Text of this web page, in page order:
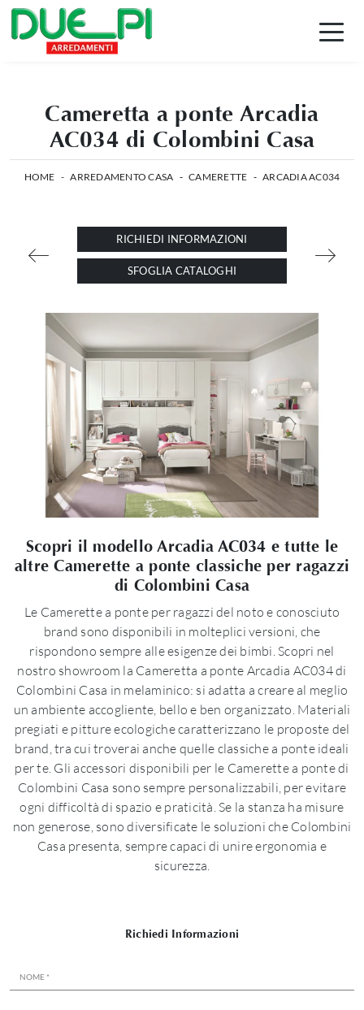
Cameretta a ponte Arcadia
AC034 di Colombini Casa
HOME - ARREDAMENTO CASA - CAMERETTE - ARCADIA AC034
RICHIEDI INFORMAZIONI
SFOGLIA CATALOGHI
Scopri il modello Arcadia AC034 e tutte le
altre Camerette a ponte classiche per ragazzi
di Colombini Casa
Le Camerette a ponte per ragazzi del noto e conosciuto
brand sono disponibili in molteplici versioni, che
rispondono sempre alle esigenze dei bimbi. Scopri nel
nostro showroom la Cameretta a ponte Arcadia AC034 di
Colombini Casa in melaminico: si adatta a creare al meglio
un ambiente accogliente, bello e ben organizzato. Materiali
pregiati e pitture ecologiche caratterizzano le proposte del
brand, tra cui troverai anche quelle classiche a ponte ideali
per te. Gli accessori disponibili per le Camerette a ponte di
Colombini Casa sono sempre personalizzabili, per evitare
ogni difficoltà di spazio e praticità. Se la stanza ha misure
non generose, sono diversificate le soluzioni che Colombini
Casa presenta, sempre capaci di unire ergonomia e
sicurezza.
Richiedi Informazioni